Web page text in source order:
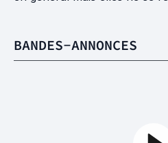
BANDES-ANNONCES